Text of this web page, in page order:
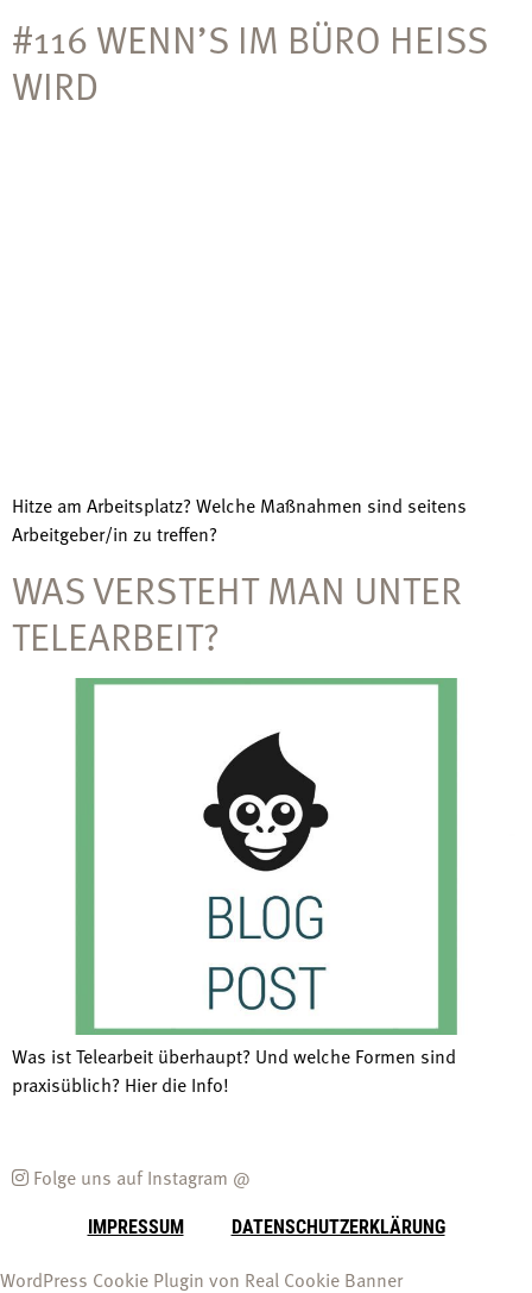
#116 WENN’S IM BÜRO HEISS W
IRD
Hitze am Arbeitsplatz? Welche Maßnahmen sind seitens
Arbeitgeber/in zu treffen?
WAS VERSTEHT MAN UNTER
TELEARBEIT?
Was ist Telearbeit überhaupt? Und welche Formen sind
praxisüblich? Hier die Info!
Folge uns auf Instagram @
IMPRESSUM DATENSCHUTZERKLÄRUNG
WordPress Cookie Plugin von Real Cookie Banner